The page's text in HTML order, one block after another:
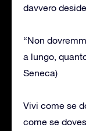
davvero
“Non
a lungo,
Seneca)
Vivi come se
come se